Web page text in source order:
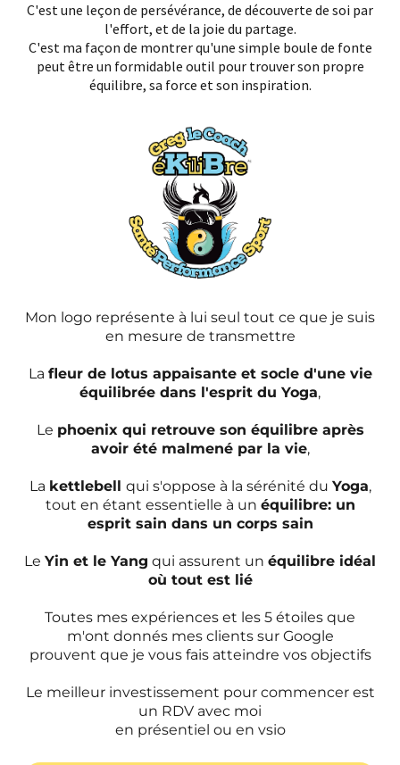
C'est une leçon de persévérance, de découverte de soi par
l'effort, et de la joie du partage.
C'est ma façon de montrer qu'une simple boule de fonte
peut être un formidable outil pour trouver son propre
équilibre, sa force et son inspiration.
Mon logo représente à lui seul tout ce que je suis
en mesure de transmettre
La fleur de lotus appaisante et socle d'une vie
équilibrée dans l'esprit du Yoga,
Le phoenix qui retrouve son équilibre après
avoir été malmené par la vie,
La kettlebell qui s'oppose à la sérénité du Yoga,
tout en étant essentielle à un équilibre: un
esprit sain dans un corps sain
Le Yin et le Yang qui assurent un équilibre idéal
où tout est lié
Toutes mes expériences et les 5 étoiles que
m'ont donnés mes clients sur Google
prouvent que je vous fais atteindre vos objectifs
Le meilleur investissement pour commencer est
un RDV avec moi
en présentiel ou en vsio